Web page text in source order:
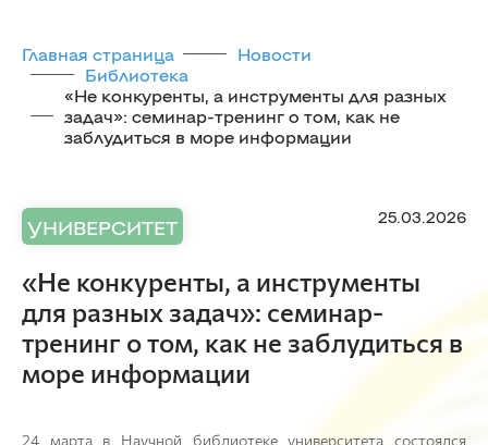
Главная страница
Новости
Библиотека
«Не конкуренты, а инструменты для разных
задач»: семинар-тренинг о том, как не
заблудиться в море информации
УНИВЕРСИТЕТ 25.03.2026
«Не конкуренты, а инструменты
для разных задач»: семинар-
тренинг о том, как не заблудиться в
море информации
24 марта в Научной библиотеке университета состоялся